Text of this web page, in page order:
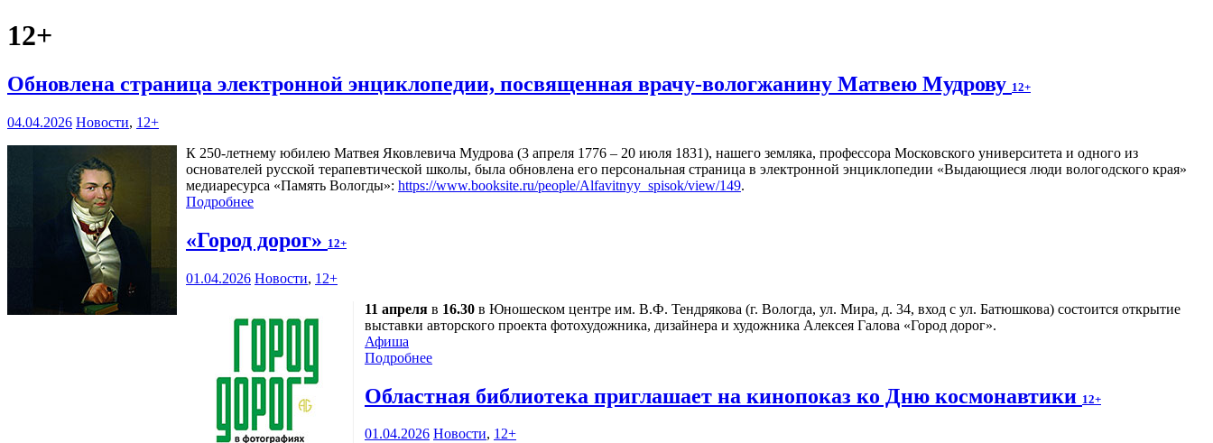
12+
Обновлена страница электронной энциклопедии, посвященная врачу-вологжанину Матвею Мудрову 12+
04.04.2026 Новости, 12+
К 250-летнему юбилею Матвея Яковлевича Мудрова (3 апреля 1776 – 20 июля 1831), нашего земляка, профессора Московского университета и одного из
основателей русской терапевтической школы, была обновлена его персональная страница в электронной энциклопедии «Выдающиеся люди вологодского края»
медиаресурса «Память Вологды»: https://www.booksite.ru/people/Alfavitnyy_spisok/view/149.
Подробнее
«Город дорог» 12+
01.04.2026 Новости, 12+
11 апреля в 16.30 в Юношеском центре им. В.Ф. Тендрякова (г. Вологда, ул. Мира, д. 34, вход с ул. Батюшкова) состоится открытие
выставки авторского проекта фотохудожника, дизайнера и художника Алексея Галова «Город дорог».
Афиша
Подробнее
Областная библиотека приглашает на кинопоказ ко Дню космонавтики 12+
01.04.2026 Новости, 12+